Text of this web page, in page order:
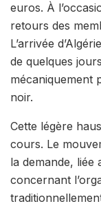
euros. À
retours des
L’arrivée
de quelques
mécaniquement
noir.
Cette légère
cours. Le
la demande, liée
concernant